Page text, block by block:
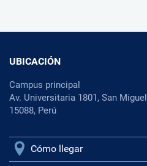
UBICACIÓN
Campus principal
Av. Universitaria 1801, San Miguel
15088, Perú
Cómo llegar